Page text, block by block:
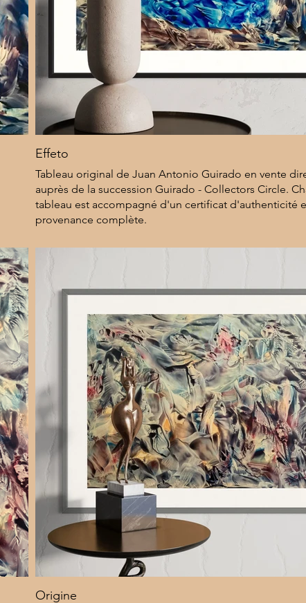
Effeto
Tableau original de Juan Antonio Guirado en vente
auprès de la succession Guirado - Collectors Circle.
tableau est accompagné d'un certificat d'authenticité
provenance complète.
8 000 $
Origine